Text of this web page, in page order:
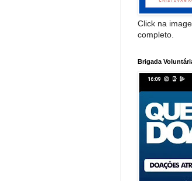
Click na
completo.
Brigada